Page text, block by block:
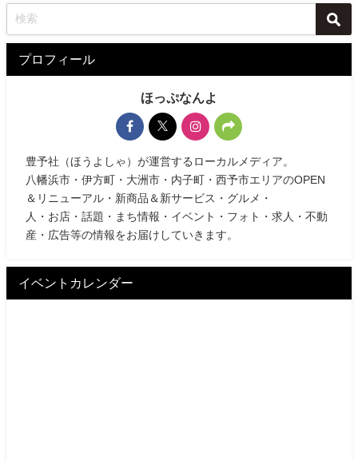
プロフィール
ほっぷなんよ
豊予社（ほうよしゃ）が運営するローカルメディア。
八幡浜市・伊方町・大洲市・内子町・西予市エリアのOPEN
＆リニューアル・新商品＆新サービス・グルメ・
人・お店・話題・まち情報・イベント・フォト・求人・不動
産・広告等の情報をお届けしていきます。
イベントカレンダー